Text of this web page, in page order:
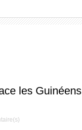
les Guinéens